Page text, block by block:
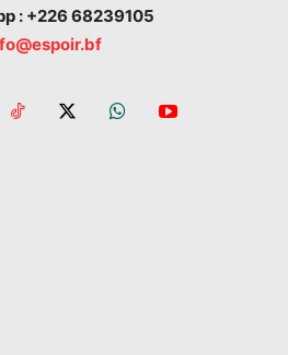
: +226 68239105